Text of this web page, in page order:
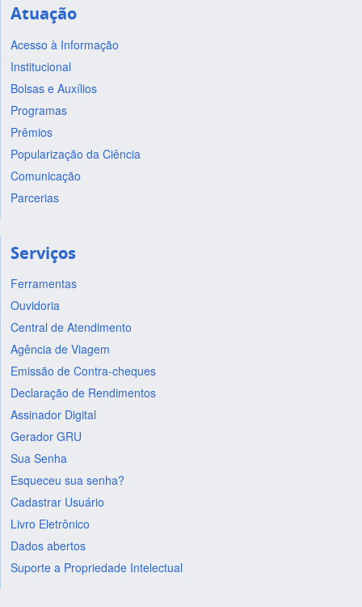
Atuação
Acesso à Informação
Institucional
Bolsas e Auxílios
Programas
Prêmios
Popularização da Ciência
Comunicação
Parcerias
Serviços
Ferramentas
Ouvidoria
Central de Atendimento
Agência de Viagem
Emissão de Contra-cheques
Declaração de Rendimentos
Assinador Digital
Gerador GRU
Sua Senha
Esqueceu sua senha?
Cadastrar Usuário
Livro Eletrônico
Dados abertos
Suporte a Propriedade Intelectual